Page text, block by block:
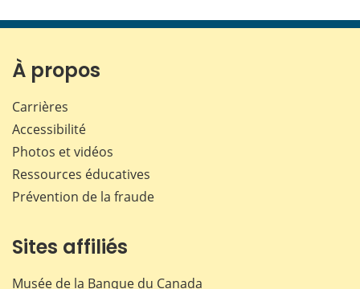
page page page page
À propos
Carrières
Accessibilité
Photos et vidéos
Ressources éducatives
Prévention de la fraude
Sites affiliés
Musée de la Banque du Canada